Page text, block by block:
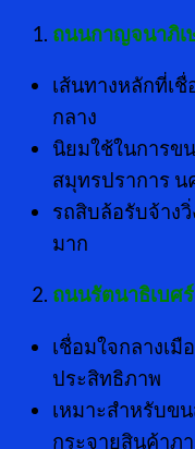
ถนนกาญจนาภิเ
เส้นทางหลักที่เ
กลาง
นิยมใช้ในการข
สมุทรปราการ น
รถสิบล้อรับจ้าง
มาก
ถนนรัตนาธิเบศ
เชื่อมใจกลางเมื
ประสิทธิภาพ
เหมาะสำหรับข
กระจายสินค้าภ